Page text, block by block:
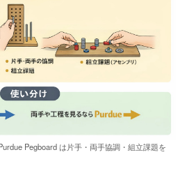
Pegboard は片手・両手協調・組立課題を